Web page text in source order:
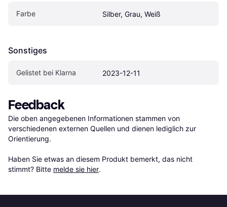
Farbe Silber, Grau, Weiß
Sonstiges
Gelistet bei Klarna 2023-12-11
Feedback
Die oben angegebenen Informationen stammen von
verschiedenen externen Quellen und dienen lediglich zur
Orientierung.
Haben Sie etwas an diesem Produkt bemerkt, das nicht
stimmt? Bitte melde sie hier.